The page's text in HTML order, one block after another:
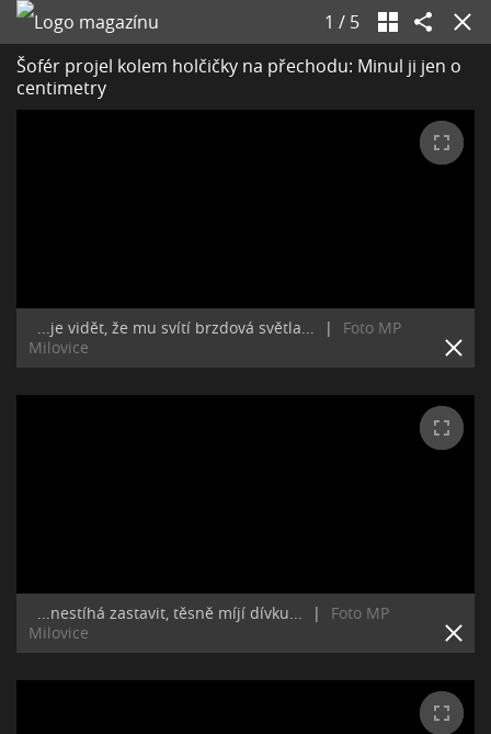
1 / 5
Šofér projel kolem holčičky na přechodu: Minul ji jen o
centimetry
...je vidět, že mu svítí brzdová světla... |
Foto MP
Milovice
...nestíhá zastavit, těsně míjí dívku... |
Foto MP
Milovice